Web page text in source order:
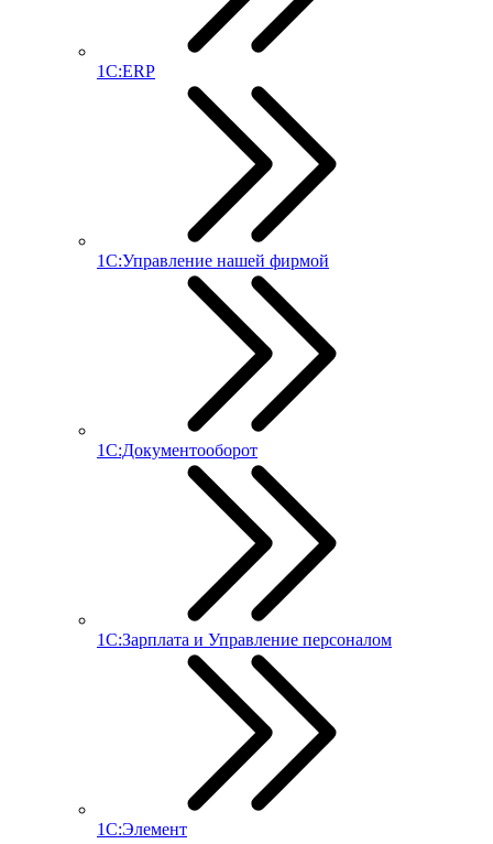
1С:ERP
1С:Управление нашей фирмой
1С:Документооборот
1С:Зарплата и Управление персоналом
1С:Элемент